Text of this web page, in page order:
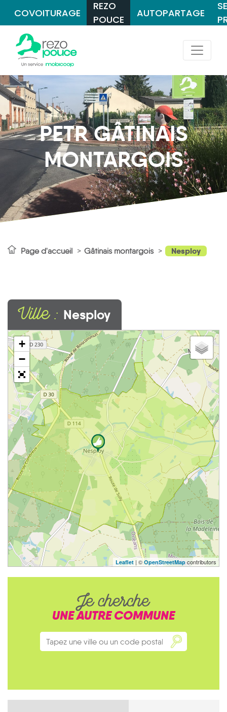
COVOITURAGE
REZO
POUCE
AUTOPARTAGE
PETR GÂTINAIS
MONTARGOIS
Page d'accueil Gâtinais montargois Nesploy
Ville : Nesploy
+
−
Leaflet | ©OpenStreetMapcontributors
Je cherche
UNE AUTRE COMMUNE